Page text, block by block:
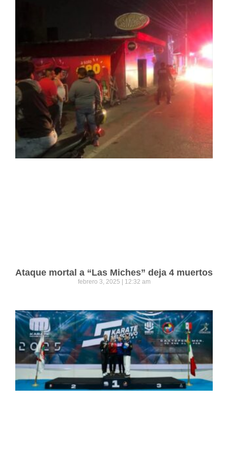
Ataque mortal a “Las Miches” deja 4 muertos
febrero 3, 2025 12:32 am